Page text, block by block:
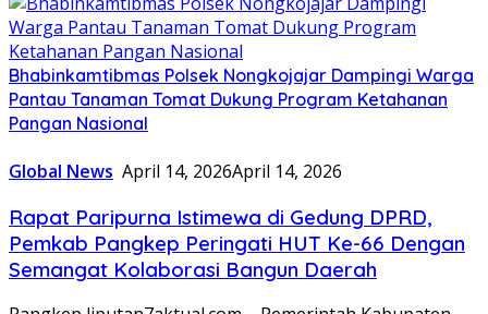
Bhabinkamtibmas Polsek Nongkojajar Dampingi Warga
Pantau Tanaman Tomat Dukung Program Ketahanan
Pangan Nasional
Global News April 14, 2026April 14, 2026
Rapat Paripurna Istimewa di Gedung DPRD,
Pemkab Pangkep Peringati HUT Ke-66 Dengan
Semangat Kolaborasi Bangun Daerah